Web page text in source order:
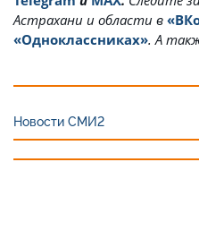
Астрахани и области в
«Одноклассниках». А
Новости СМИ2